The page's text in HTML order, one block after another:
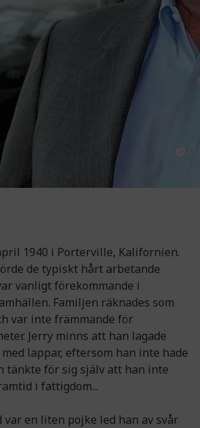
1940 i Porterville, Kalifornien.
de typiskt hårt arbetande
vanligt förekommande i
Familjen räknades som
var inte främmande för
Jerry minns att han lagade
lappar, eftersom han inte hade
tänkte för sig själv att han inte
i fattigdom...
var en liten pojke led han av svår